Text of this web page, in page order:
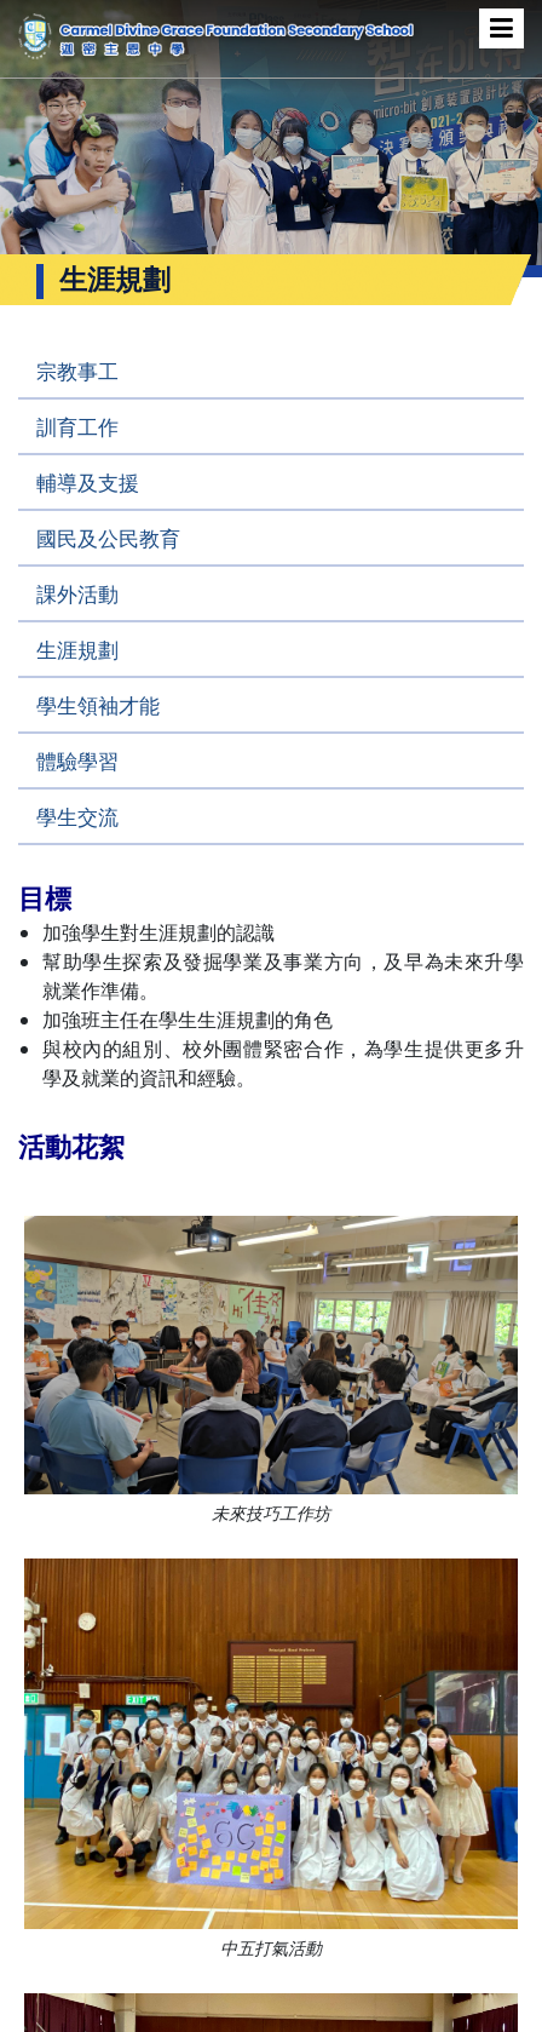
生涯規劃
宗教事工
訓育工作
輔導及支援
國民及公民教育
課外活動
生涯規劃
學生領袖才能
體驗學習
學生交流
目標
加強學生對生涯規劃的認識
幫助學生探索及發掘學業及事業方向，及早為未來升學
就業作準備。
加強班主任在學生生涯規劃的角色
與校內的組別、校外團體緊密合作，為學生提供更多升
學及就業的資訊和經驗。
活動花絮
未來技巧工作坊
中五打氣活動